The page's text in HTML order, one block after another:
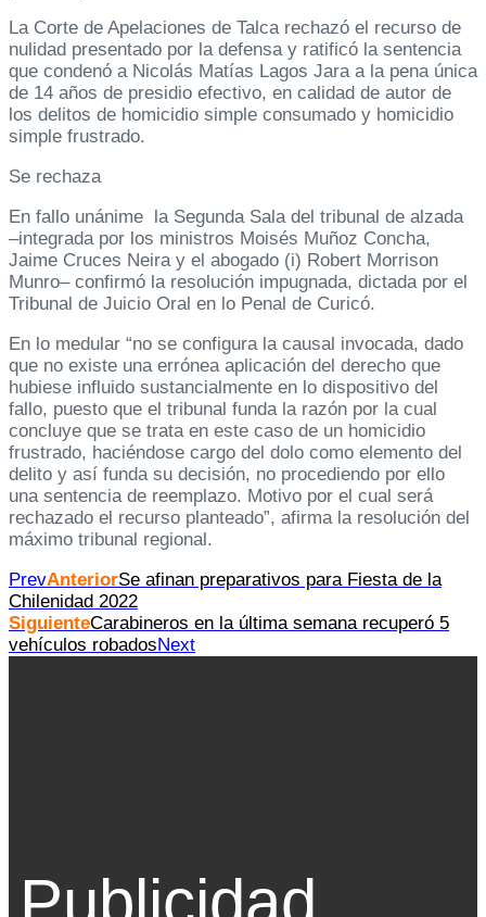
La Corte de Apelaciones de Talca rechazó el recurso de
nulidad presentado por la defensa y ratificó la sentencia
que condenó a Nicolás Matías Lagos Jara a la pena única
de 14 años de presidio efectivo, en calidad de autor de
los delitos de homicidio simple consumado y homicidio
simple frustrado.
Se rechaza
En fallo unánime la Segunda Sala del tribunal de alzada
–integrada por los ministros Moisés Muñoz Concha,
Jaime Cruces Neira y el abogado (i) Robert Morrison
Munro– confirmó la resolución impugnada, dictada por el
Tribunal de Juicio Oral en lo Penal de Curicó.
En lo medular “no se configura la causal invocada, dado
que no existe una errónea aplicación del derecho que
hubiese influido sustancialmente en lo dispositivo del
fallo, puesto que el tribunal funda la razón por la cual
concluye que se trata en este caso de un homicidio
frustrado, haciéndose cargo del dolo como elemento del
delito y así funda su decisión, no procediendo por ello
una sentencia de reemplazo. Motivo por el cual será
rechazado el recurso planteado”, afirma la resolución del
máximo tribunal regional.
PrevAnteriorSe afinan preparativos para Fiesta de la
Chilenidad 2022
SiguienteCarabineros en la última semana recuperó 5
vehículos robadosNext
Publicidad